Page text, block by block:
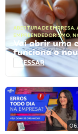
ABERTURA DE EMPRESA,
EMPREENDEDORISMO,
Vai abrir uma
funciona o
ACESSAR